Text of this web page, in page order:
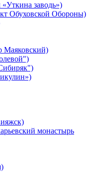
заводь»)
Обуховской Обороны)
Маяковский)
монастырь